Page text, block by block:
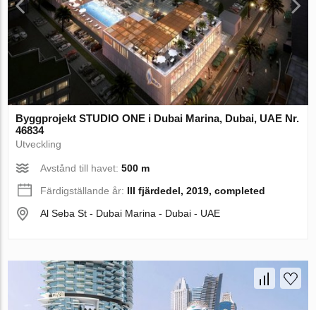
Byggprojekt STUDIO ONE i Dubai Marina, Dubai, UAE Nr.
46834
Utveckling
Avstånd till havet:500 m
Färdigställande år: III fjärdedel, 2019, completed
Al Seba St - Dubai Marina - Dubai - UAE